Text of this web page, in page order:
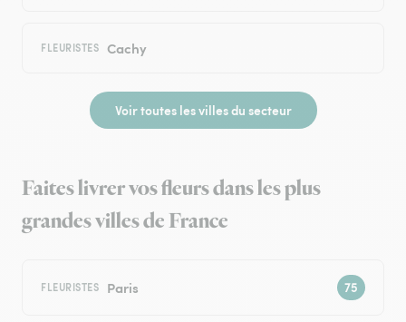
FLEURISTES Cachy
Voir toutes les villes du secteur
Faites livrer vos fleurs dans les plus
grandes villes de France
FLEURISTES Paris